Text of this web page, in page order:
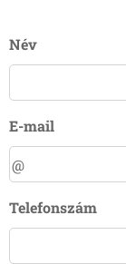
Név
E-mail
Telefonszám